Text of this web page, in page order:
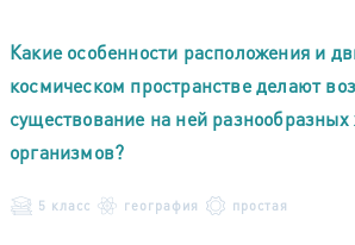
Какие особенности расположения и
космическом пространстве делают
существование на ней
организмов?
5 класс география простая